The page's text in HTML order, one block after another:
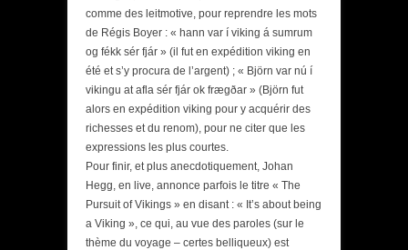
comme des leitmotive, pour reprendre les mots
de Régis Boyer : « hann var í viking á sumrum
og fékk sér fjár » (il fut en expédition viking en
été et s’y procura de l’argent) ; « Björn var nú í
vikingu at afla sér fjár ok frægðar » (Björn fut
alors en expédition viking pour y acquérir des
richesses et du renom), pour ne citer que les
expressions les plus courtes.
Pour finir, et plus anecdotiquement, Johan
Hegg, en live, annonce parfois le titre « The
Pursuit of Vikings » en disant : « It’s about being
a Viking », ce qui, au vue des paroles (sur le
thème du voyage – certes belliqueux) est